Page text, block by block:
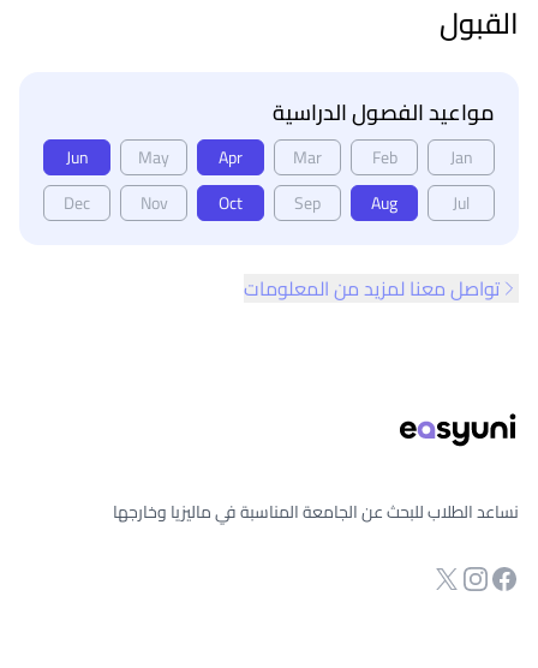
القبول
مواعيد الفصول الدراسية
Jan
Feb
Mar
Apr
May
Jun
Jul
Aug
Sep
Oct
Nov
Dec
تواصل معنا لمزيد من المعلومات
نساعد الطلاب للبحث عن الجامعة المناسبة في ماليزيا وخارجها
صفحة الفيسبوك
انستجرام
Twitter